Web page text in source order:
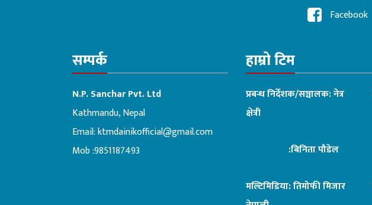
Facebook
सम्पर्क
N.P. Sanchar Pvt. Ltd
Kathmandu, Nepal
Email:ktmdainikofficial@gmail.com
Mob :9851187493
हाम्रो टिम
प्रबन्ध निर्देशक/सञ्चालक: नेत्र
क्षेत्री
:बिनिता पौडेल
मल्टिमिडिया: तिमोफी मिजार